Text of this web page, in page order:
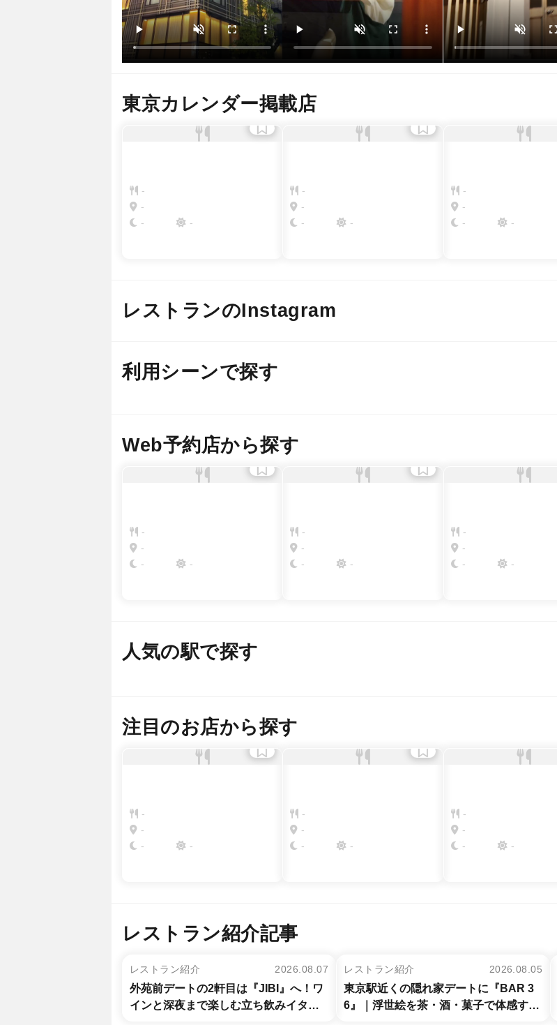
東京カレンダー掲載店
-
-
-
-
-
-
-
-
-
-
-
-
レストランのInstagram
@ basebylaube @ yosizawaroppongi
利用シーンで探す
Web予約店から探す
-
-
-
-
-
-
-
-
-
-
-
-
人気の駅で探す
注目のお店から探す
-
-
-
-
-
-
-
-
-
-
-
-
レストラン紹介記事
レストラン紹介 2026.08.07
外苑前デートの2軒目は『JIBI』へ！ワ
インと深夜まで楽しむ立ち飲みイタリ
レストラン紹介 2026.08.05
東京駅近くの隠れ家デートに『BAR 3
6』｜浮世絵を茶・酒・菓子で体感する